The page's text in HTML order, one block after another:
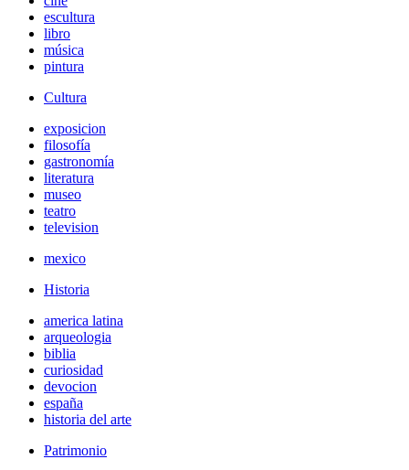
escultura
libro
música
pintura
Cultura
exposicion
filosofía
gastronomía
literatura
museo
teatro
television
mexico
Historia
america latina
arqueologia
biblia
curiosidad
devocion
españa
historia del arte
Patrimonio